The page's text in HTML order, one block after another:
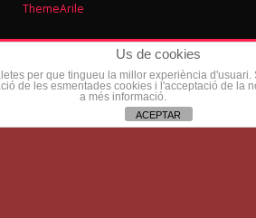
ThemeArile
Us de cookies
per que tingueu la millor experiència
de les esmentades cookies i l'acceptació de la
a més informació.
ACEPTAR